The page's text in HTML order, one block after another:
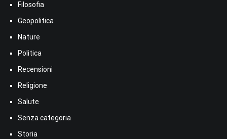
Filosofia
Geopolitica
Nature
Politica
Recensioni
Religione
Salute
Senza categoria
Storia